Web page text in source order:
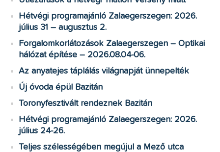
Hétvégi programajánló Zalaegerszegen: 2026.
július 31 – augusztus 2.
Forgalomkorlátozások Zalaegerszegen – Optikai
hálózat építése – 2026.08.04-06.
Az anyatejes táplálás világnapját ünnepelték
Új óvoda épül Bazitán
Toronyfesztivált rendeznek Bazitán
Hétvégi programajánló Zalaegerszegen: 2026.
július 24-26.
Teljes szélességében megújul a Mező utca